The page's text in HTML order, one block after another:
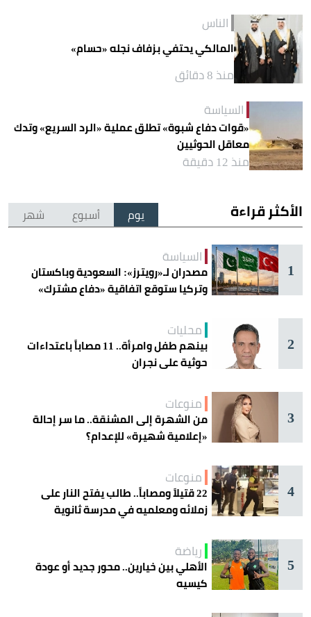
الناس
المالكي يحتفي بزفاف نجله «حسام»
منذ 8 دقائق
السياسة
«قوات دفاع شبوة» تطلق عملية «الرد السريع» وتدك
معاقل الحوثيين
منذ 12 دقيقة
الأكثر قراءة يوم أسبوع شهر
1
السياسة
مصدران لـ«رويترز»: السعودية وباكستان
وتركيا ستوقع اتفاقية «دفاع مشترك»
2
محليات
بينهم طفل وامرأة.. 11 مصاباً باعتداءات
حوثية على نجران
3
منوعات
من الشهرة إلى المشنقة.. ما سر إحالة
«إعلامية شهيرة» للإعدام؟
4
منوعات
22 قتيلاً ومصاباً.. طالب يفتح النار على
زملائه ومعلميه في مدرسة ثانوية
5
رياضة
الأهلي بين خيارين.. محور جديد أو عودة
كيسيه